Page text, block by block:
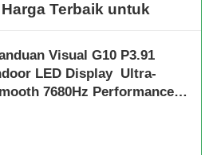
Terbaik untuk
Visual G10 P3.91
LED Display ️ Ultra-
7680Hz Performance